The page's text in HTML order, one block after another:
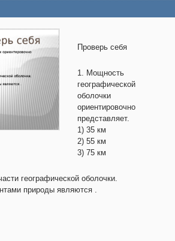
Проверь себя
1. Мощность
географической
оболочки
ориентировочно
представляет.
1) 35 км
2) 55 км
3) 75 км
географической оболочки.
природы являются .